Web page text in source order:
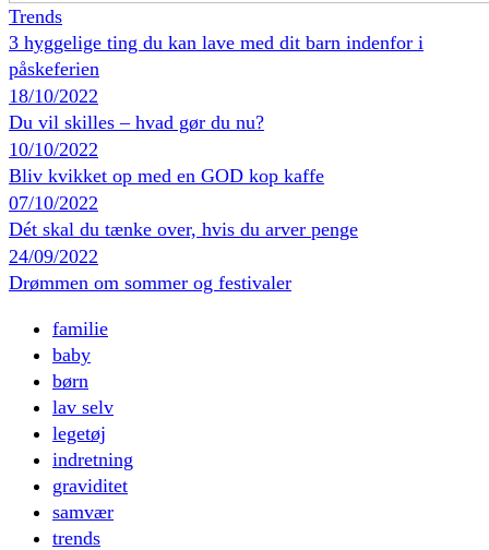
Trends
3 hyggelige ting du kan lave med dit barn indenfor i
påskeferien
18/10/2022
Du vil skilles – hvad gør du nu?
10/10/2022
Bliv kvikket op med en GOD kop kaffe
07/10/2022
Dét skal du tænke over, hvis du arver penge
24/09/2022
Drømmen om sommer og festivaler
familie
baby
børn
lav selv
legetøj
indretning
graviditet
samvær
trends